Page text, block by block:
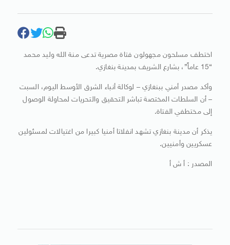
اختطف مسلحون مجهولون فتاة مصرية تدعى منة الله وليد محمد
“15 عاماً”، بشارع الشريف بمدينة بنغازي.
وأكد مصدر أمني ببنغازي – لوكالة أنباء الشرق الأوسط اليوم، السبت
– أن السلطات المختصة تباشر التحقيق والتحريات لمحاولة الوصول
إلى مختطفي الفتاة.
يذكر أن مدينة بنغازي تشهد انفلاتا أمنيا كبيرا من اغتيالات لمسئولين
عسكريين وأمنيين.
المصدر : أ ش أ